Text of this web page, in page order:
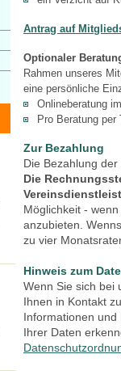
Antrag auf
Optionaler
Rahmen unseres
eine persönliche
Onlineberatung
Pro Beratung
Zur Bezahlung
Die Bezahlung
Die
Möglichkeit -
anzubieten.
zu vier
Hinweis zum
Wenn Sie sich bei
Ihnen in Kontakt
Informationen
Ihrer Daten